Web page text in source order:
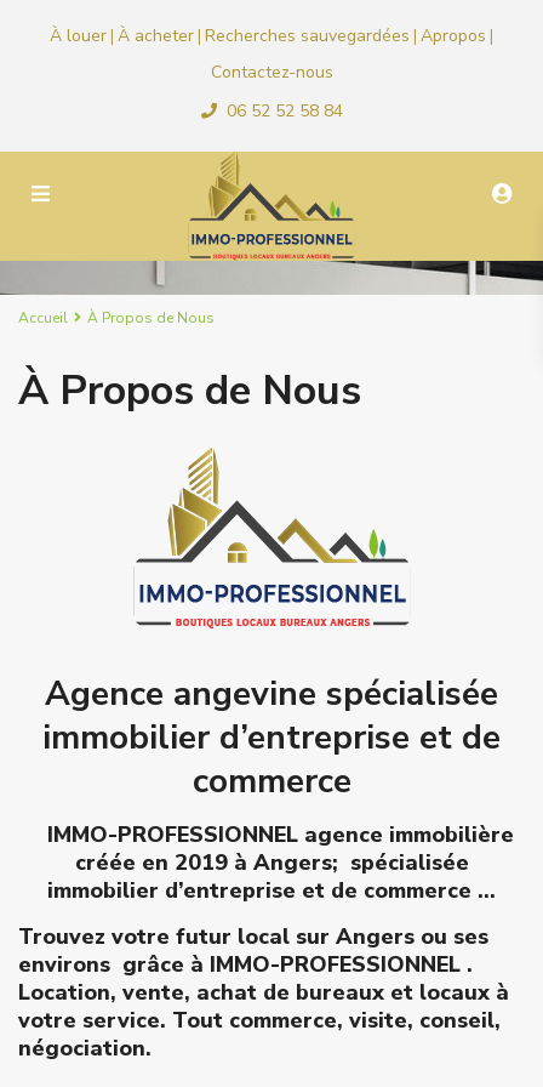
À louer| À acheter| Recherches sauvegardées | Apropos |
Contactez-nous
06 52 52 58 84
Accueil À Propos de Nous
À Propos de Nous
Agence angevine spécialisée
immobilier d’entreprise et de
commerce
IMMO-PROFESSIONNEL agence immobilière
créée en 2019 à Angers; spécialisée
immobilier d’entreprise et de commerce …
Trouvez votre futur local sur Angers ou ses
environs grâce à IMMO-PROFESSIONNEL .
Location, vente, achat de bureaux et locaux à
votre service. Tout commerce, visite, conseil,
négociation.